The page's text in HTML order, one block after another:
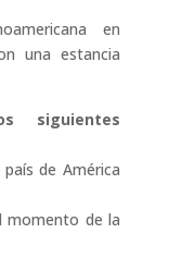
en
una estancia
siguientes
de América
momento de la